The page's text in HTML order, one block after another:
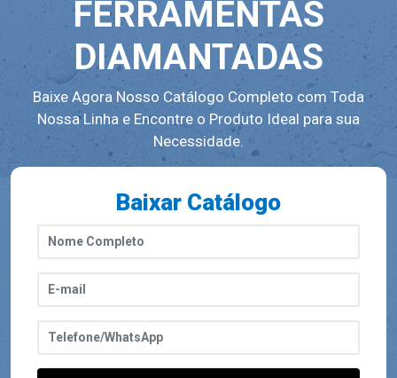
FERRAMENTAS
DIAMANTADAS
Baixe Agora Nosso Catálogo Completo com Toda
Nossa Linha e Encontre o Produto Ideal para sua
Necessidade.
Baixar Catálogo